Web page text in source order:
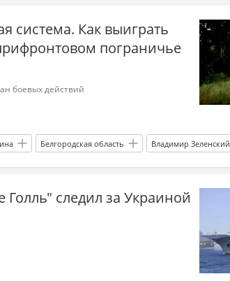
система. Как выиграть
пограничье
боевых действий
Белгородская область Владимир Зеленский
следил за Украиной